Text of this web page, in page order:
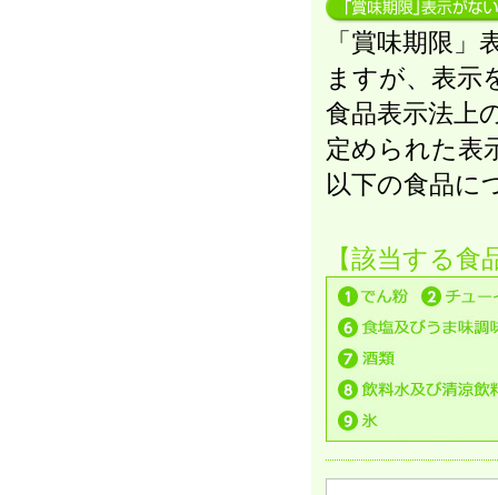
「賞味期限
ますが、表示
食品表示法上
定められた表
以下の食品に
【該当する食